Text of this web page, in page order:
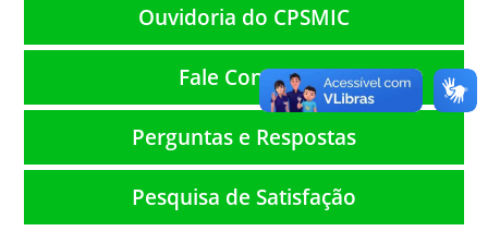
Ouvidoria do CPSMIC
Fale Conosco
Perguntas e Respostas
Pesquisa de Satisfação